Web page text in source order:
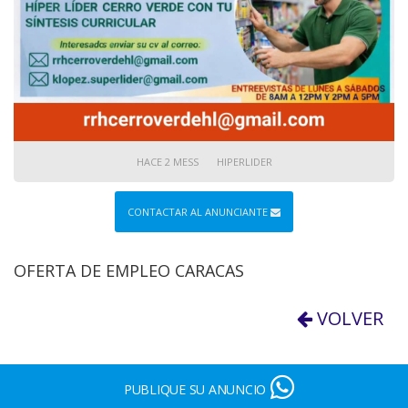
HACE 2 MESS HIPERLIDER
CONTACTAR AL ANUNCIANTE
OFERTA DE EMPLEO CARACAS
VOLVER
PUBLIQUE SU ANUNCIO